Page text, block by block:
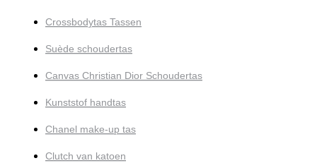
Crossbodytas Tassen
Suède schoudertas
Canvas Christian Dior Schoudertas
Kunststof handtas
Chanel make-up tas
Clutch van katoen